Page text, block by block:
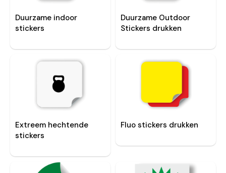
Duurzame indoor
stickers
Duurzame Outdoor
Stickers drukken
Extreem hechtende
stickers
Fluo stickers drukken